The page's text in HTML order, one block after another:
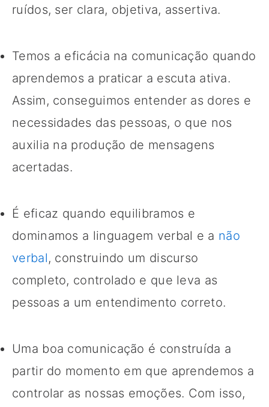
ruídos, ser clara, objetiva, assertiva.
Temos a eficácia na comunicação quando
aprendemos a praticar a escuta ativa.
Assim, conseguimos entender as dores e
necessidades das pessoas, o que nos
auxilia na produção de mensagens
acertadas.
É eficaz quando equilibramos e
dominamos a linguagem verbal e a não
verbal, construindo um discurso
completo, controlado e que leva as
pessoas a um entendimento correto.
Uma boa comunicação é construída a
partir do momento em que aprendemos a
controlar as nossas emoções. Com isso,